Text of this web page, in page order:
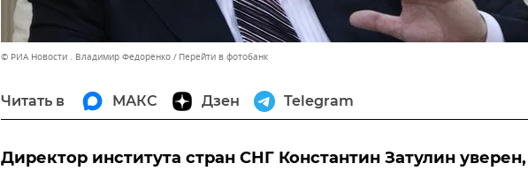
© РИА Новости . Владимир Федоренко Перейти в фотобанк
Читать в МАКС Дзен Telegram
Директор института стран СНГ Константин Затулин уверен,